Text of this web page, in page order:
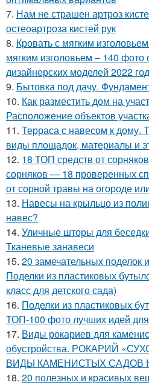
7. Нам не страшен артроз
остеоартроза кистей рук
8. Кровать с мягким
мягким изголовьем – 140
дизайнерских моделей 2022
9. Бытовка под дачу.
10. Как разместить дом на
Расположение объектов
11. Терраса с навесом к дому.
виды площадок, материалы и
12. 18 ТОП средств от
сорняков — 18 проверенных
от сорной травы на огороде
13. Навесы на крыльцо из
навес?
14. Уличные шторы для
Тканевые занавеси
15. 20 замечательных поделок
Поделки из пластиковых
класс для детского сада)
16. Поделки из пластиковых
ТОП-100 фото лучших идей
17. Виды рокариев для
обустройства. РОКАРИЙ
ВИДЫ КАМЕНИСТЫХ САДОВ
18. 20 полезных и красивых